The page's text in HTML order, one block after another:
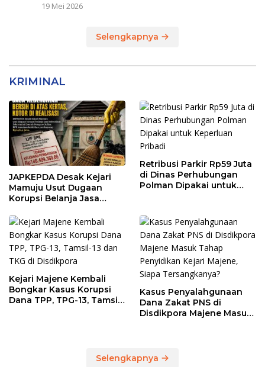
19 Mei 2026
Selengkapnya
KRIMINAL
JAPKEPDA Desak Kejari
Mamuju Usut Dugaan
Korupsi Belanja Jasa
Sulbar, BPK Temukan
Kelebihan Pembayaran
Rp146,4 Juta
Retribusi Parkir Rp59 Juta
di Dinas Perhubungan
Polman Dipakai untuk
Kejari Majene Kembali
Bongkar Kasus Korupsi
Dana TPP, TPG-13, Tamsil-
Kasus Penyalahgunaan
Dana Zakat PNS di
Disdikpora Majene Masuk
Selengkapnya